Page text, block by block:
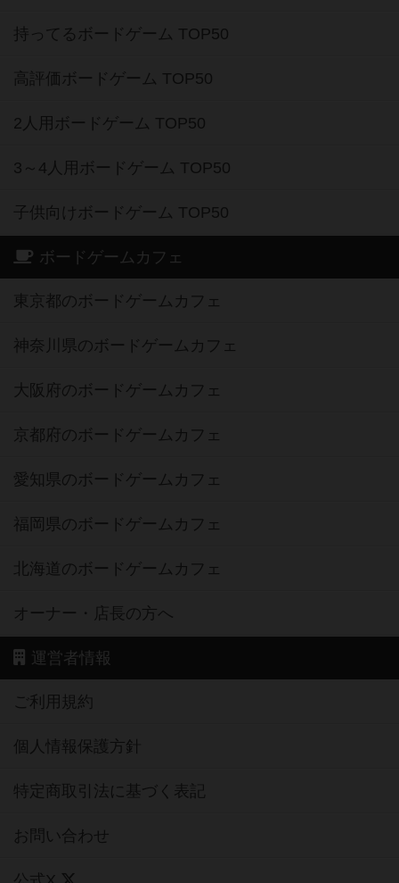
持ってるボードゲーム TOP50
高評価ボードゲーム TOP50
2人用ボードゲーム TOP50
3～4人用ボードゲーム TOP50
子供向けボードゲーム TOP50
ボードゲームカフェ
東京都のボードゲームカフェ
神奈川県のボードゲームカフェ
大阪府のボードゲームカフェ
京都府のボードゲームカフェ
愛知県のボードゲームカフェ
福岡県のボードゲームカフェ
北海道のボードゲームカフェ
オーナー・店長の方へ
運営者情報
ご利用規約
個人情報保護方針
特定商取引法に基づく表記
お問い合わせ